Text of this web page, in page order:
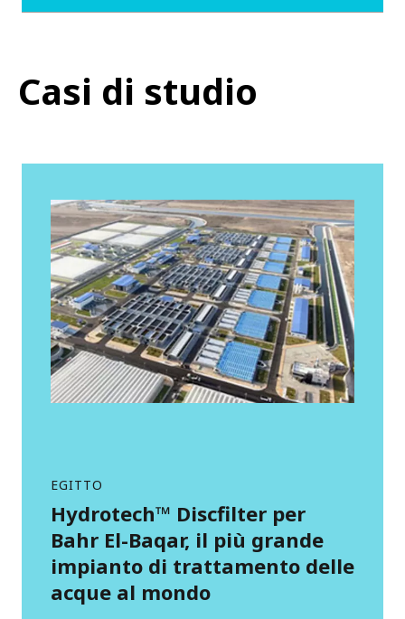
Casi di studio
EGITTO
Hydrotech™ Discfilter per
Bahr El-Baqar, il più grande
impianto di trattamento delle
acque al mondo